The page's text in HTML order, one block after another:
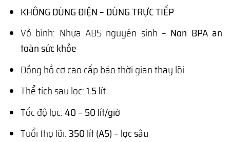
KHÔNG DÙNG ĐIỆN – DÙNG TRỰC TIẾP
Vỏ bình: Nhựa ABS nguyên sinh – Non BPA an
toàn sức khỏe
Đồng hồ cơ cao cấp báo thời gian thay lõi
Thể tích sau lọc:1.5 lít
Tốc độ lọc:40 – 50 lít/giờ
Tuổi thọ lõi:350 lít (A5) – lọc sâu